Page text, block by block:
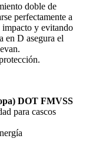
doble de
perfectamente a
impacto y evitando
en D asegura el
DOT FMVSS
para cascos